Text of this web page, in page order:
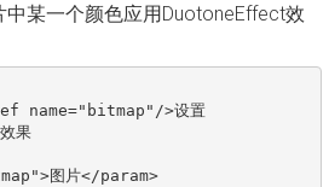
某一个颜色应用DuotoneEffect效
name="bitmap"/>设置
果
图片</param>